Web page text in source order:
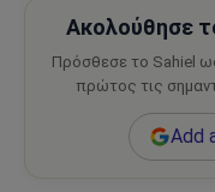
Ακολούθησε
Πρόσθεσε το Sahiel
πρώτος τις
Add